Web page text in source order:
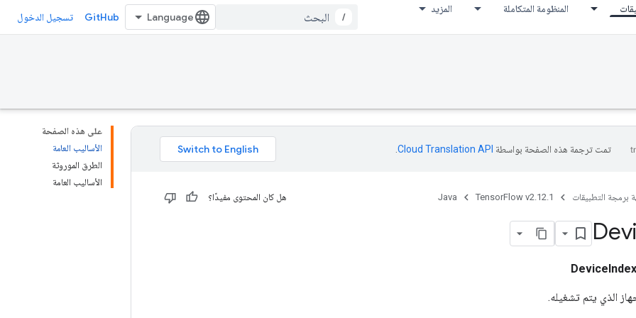
المنظومة المتكاملة المزيد
/
GitHub تسجيل الدخول
على هذه الصفحة
الأساليب العامة
الطرق الموروثة
الأساليب العامة
تمت ترجمة هذه الصفحة بواسطة Cloud Translation API‏
برمجة التطبيقات TensorFlow v2.12.1
Java هل كان المحتوى مفيدًا؟
DeviceIndex
الذي يتم تشغيله.